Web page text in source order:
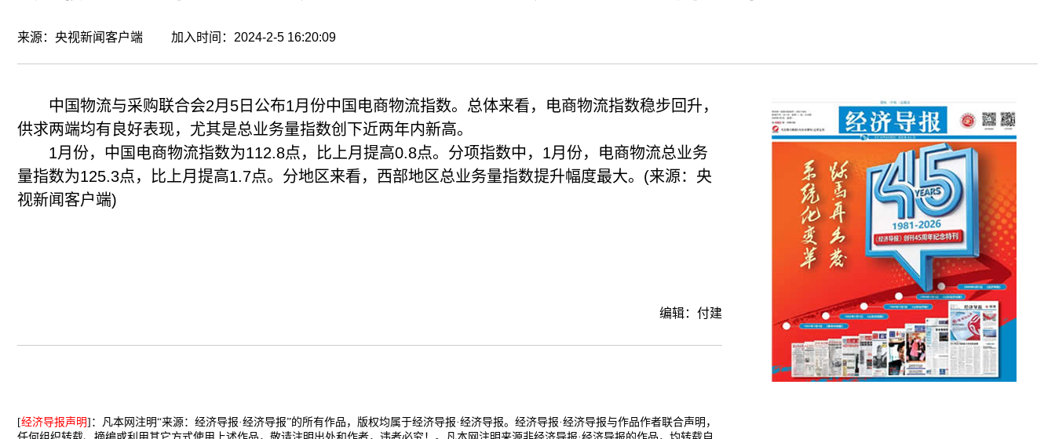
来源：央视新闻客户端 加入时间：2024-2-5 16:20:09
中国物流与采购联合会2月5日公布1月份中国电商物流指数。总体来看，电商物流指数稳步回升，
供求两端均有良好表现，尤其是总业务量指数创下近两年内新高。
1月份，中国电商物流指数为112.8点，比上月提高0.8点。分项指数中，1月份，电商物流总业务
量指数为125.3点，比上月提高1.7点。分地区来看，西部地区总业务量指数提升幅度最大。(来源：央
视新闻客户端)
编辑：付建
[经济导报声明]：凡本网注明“来源：经济导报·经济导报”的所有作品，版权均属于经济导报·经济导报。经济导报·经济导报与作品作者联合声明，